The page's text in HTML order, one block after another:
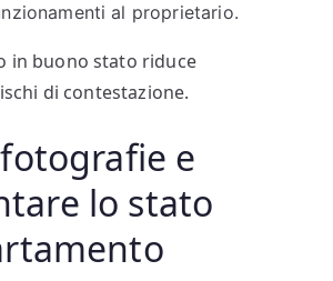
al proprietario.
in buono stato riduce
di contestazione.
e
lo stato